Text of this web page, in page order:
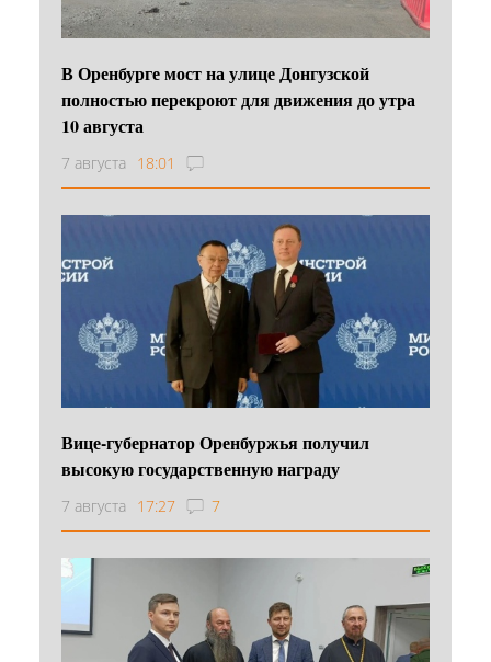
В Оренбурге мост на улице Донгузской
полностью перекроют для движения до утра
10 августа
7 августа 18:01
Вице-губернатор Оренбуржья получил
высокую государственную награду
7 августа 17:27 7